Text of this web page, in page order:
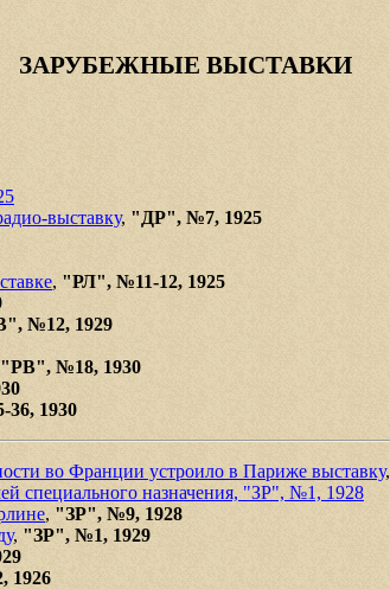
ЗАРУБЕЖНЫЕ ВЫСТАВКИ
выставку, "ДР", №7, 1925
, "РЛ", №11-12, 1925
№12, 1929
"РВ", №18, 1930
1930
во Франции устроило в Париже выставку,
специального назначения, "ЗР", №1, 1928
, "ЗР", №9, 1928
, "ЗР", №1, 1929
1926